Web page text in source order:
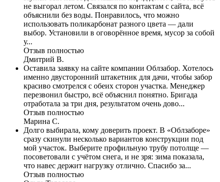
не выгорал летом. Связался по контактам с сайта, всё
объяснили без воды. Понравилось, что можно
использовать поликарбонат разного цвета — дали
выбор. Установили в оговорённое время, мусор за собой
у...
Отзыв полностью
Дмитрий В.
Оставила заявку на сайте компании Облзабор. Хотелось
именно двусторонний штакетник для дачи, чтобы забор
красиво смотрелся с обеих сторон участка. Менеджер
перезвонил быстро, всё объяснил понятно. Бригада
отработала за три дня, результатом очень дово...
Отзыв полностью
Марина С.
Долго выбирала, кому доверить проект. В «Облзаборе»
сразу скинули несколько вариантов конструкции под
мой участок. Выберите профильную трубу потолще —
посоветовали с учётом снега, и не зря: зима показала,
что навес держит нагрузку отлично. Спасибо за...
Отзыв полностью